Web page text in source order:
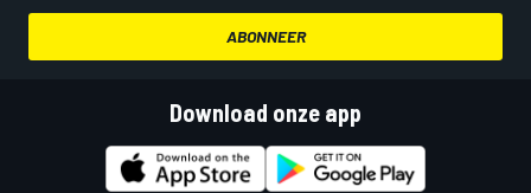
ABONNEER
Download onze app